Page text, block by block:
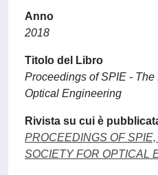
Anno
2018
Titolo del Libro
Proceedings of SPIE -
Optical Engineering
Rivista su cui è
PROCEEDINGS OF
SOCIETY FOR OPTICAL